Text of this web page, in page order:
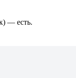
— есть.